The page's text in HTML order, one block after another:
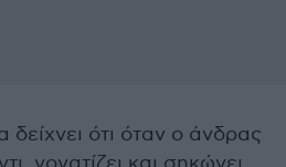
δείχνει ότι όταν ο άνδρας